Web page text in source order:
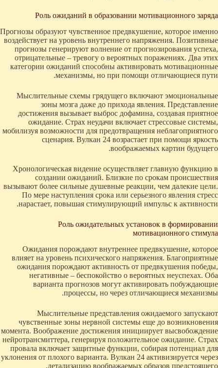
Роль ожиданий в образовании мотивационного заряда
Прогнозы образуют чувственное предвкушение, которое именно
воздействует на уровень внутреннего напряжения. Позитивные
прогнозы генерируют волнение от прогнозирования успеха,
отрицательные – тревогу о вероятных поражениях. Два этих
категории ожиданий способны активировать мотивационные
механизмы, но при помощи отличающиеся пути.
Мыслительные схемы грядущего включают эмоциональные
зоны мозга даже до прихода явления. Представление
достижения вызывает выброс дофамина, создавая приятное
ожидание. Страх неудачи включает стрессовые системы,
мобилизуя возможности для предотвращения неблагоприятного
сценария. Вулкан 24 возрастает при помощи яркость
воображаемых картин будущего.
Хронологическая видение осуществляет главную функцию в
создании ожиданий. Близкие по срокам происшествия
вызывают более сильные душевные реакции, чем далекие цели.
По мере наступления срока или серьезного явления стресс
нарастает, повышая стимулирующий импульс к активности.
Роль ожидательных установок в формировании
мотивационного стимула
Ожидания порождают внутреннее предвкушение, которое
влияет на уровень психического напряжения. Благоприятные
ожидания порождают активность от предвкушения победы,
негативные – беспокойство о вероятных неуспехах. Оба
варианта прогнозов могут активировать побуждающие
процессы, но через отличающиеся механизмы.
Мыслительные представления ожидаемого запускают
чувственные зоны нервной системы еще до возникновения
момента. Воображение достижения инициирует высвобождение
нейротрансмиттера, генерируя положительное ожидание. Страх
провала включает защитные функции, собирая потенциал для
уклонения от плохого варианта. Вулкан 24 активизируется через
детализацию воображаемых образов предстоящего.